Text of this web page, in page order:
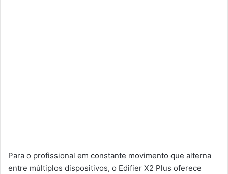
Para o profissional em constante movimento que alterna
entre múltiplos dispositivos, o Edifier X2 Plus oferece